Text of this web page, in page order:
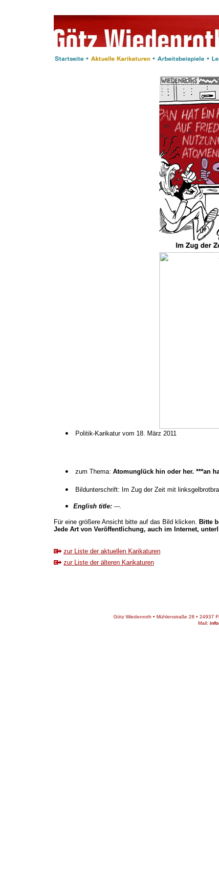
Politik-Karikatur vom 18. März 2011
zum Thema: Atomunglück hin oder her. ***an
Bildunterschrift: Im Zug der Zeit mit
English title: ---.
Für eine größere Ansicht bitte auf das Bild klicken. Bitte
Jede Art von Veröffentlichung, auch im Internet,
zur Liste der aktuellen Karikaturen
zur Liste der älteren Karikaturen
Götz Wiedenroth • Mühlenstraße 28 • 24937
Mail: